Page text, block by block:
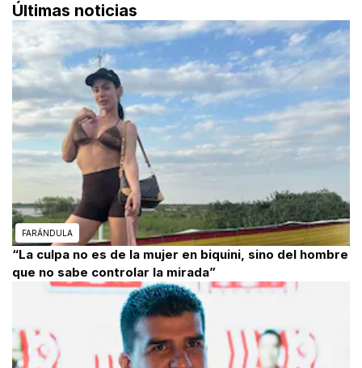
Últimas noticias
FARÁNDULA
“La culpa no es de la mujer en biquini, sino del hombre
que no sabe controlar la mirada”